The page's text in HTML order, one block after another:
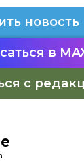
новость
в
с